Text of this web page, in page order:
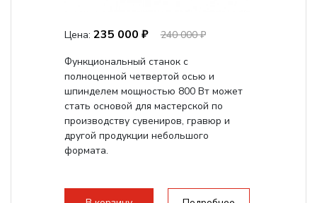
Цена: 235 000 ₽
240 000 ₽
Функциональный станок с
полноценной четвертой осью и
шпинделем мощностью 800 Вт может
стать основой для мастерской по
производству сувениров, гравюр и
другой продукции небольшого
формата.